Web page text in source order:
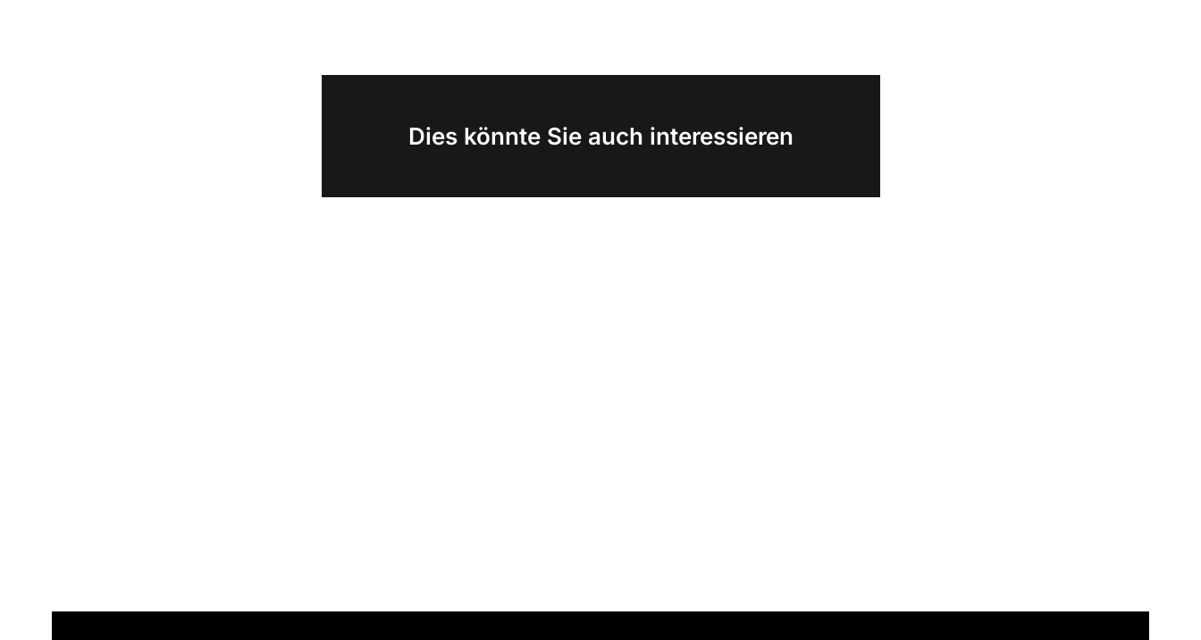
Dies könnte Sie auch interessieren